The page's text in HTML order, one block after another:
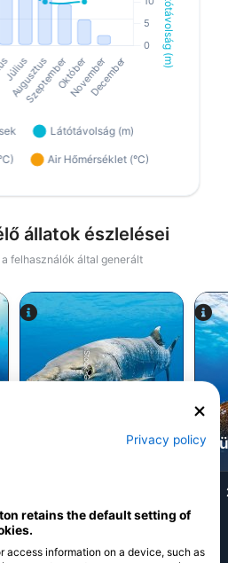
állatok észlelései
felhasználók által generált
iStock-Global_Pics
BarrakudaPrivacy policy
retains the default setting of
access information on a device, such as